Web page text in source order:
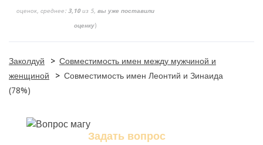
оценок, среднее: 3,10из 5, вы уже поставили
оценку)
Заколдуй > Совместимость имен между мужчиной и
женщиной
> Совместимость имен Леонтий и Зинаида
(78%)
Задать вопрос